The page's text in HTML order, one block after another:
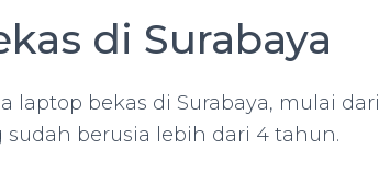
di Surabaya
laptop bekas di Surabaya, mulai dari
berusia lebih dari 4 tahun.